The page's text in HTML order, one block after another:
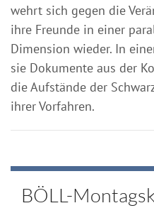
wehrt sich gegen die
ihre Freunde in einer
Dimension wieder. In
sie Dokumente aus der
die Aufstände der
ihrer Vorfahren.
BÖLL-